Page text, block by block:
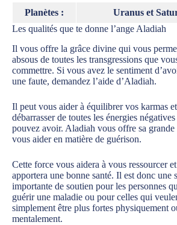
Planètes :
Uranus et
Les qualités que te donne l’ange Aladiah
Il vous offre la grâce divine qui vous
absous de toutes les transgressions que
commettre. Si vous avez le sentiment
une faute, demandez l’aide d’Aladiah.
Il peut vous aider à équilibrer vos karmas
débarrasser de toutes les énergies
pouvez avoir. Aladiah vous offre sa
vous aider en matière de guérison.
Cette force vous aidera à vous ressourcer
apportera une bonne santé. Il est donc une
importante de soutien pour les personnes
guérir une maladie ou pour celles qui
simplement être plus fortes physiquement
mentalement.